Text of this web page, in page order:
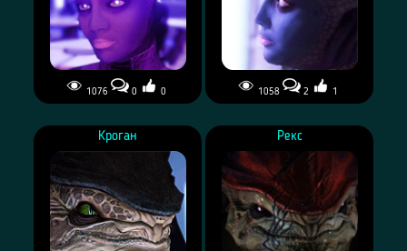
1076 0 0 1058 2 1
Кроган Рекс